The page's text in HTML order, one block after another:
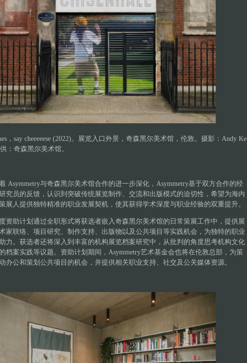
，say cheeeeese (2022)。展览入口外景，奇森黑尔美术馆，伦敦。摄影：Andy Ke
：奇森黑尔美术馆。
Asymmetry与奇森黑尔美术馆合作的进一步深化，Asymmetry基于双方合作的经
究员的反馈，认识到突破传统展览制作、交流和出版模式的迫切性，希望为海内
展人提供独特精准的职业发展契机，使其获得学术深度与职业经验的双重提升。
资助计划通过全职形式将获选者嵌入奇森黑尔美术馆的日常策展工作中，提供展
家联络、项目研究、制作支持、出版物以及公共项目等实践机会，为独特的职业
力。获选者还将深入到丰富的机构展览档案研究中，从批判的角度思考机构文化
档案实践等议题。资助计划期间，Asymmetry艺术基金会也将在伦敦总部，为策
办公和策划公共项目的机会，并提供相关职业支持、社交及公关媒体资源。